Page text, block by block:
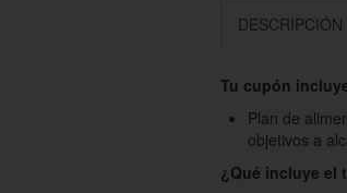
DESCRIPCIÓN
Tu cupón
Plan de
objetivos a
¿Qué incluye el